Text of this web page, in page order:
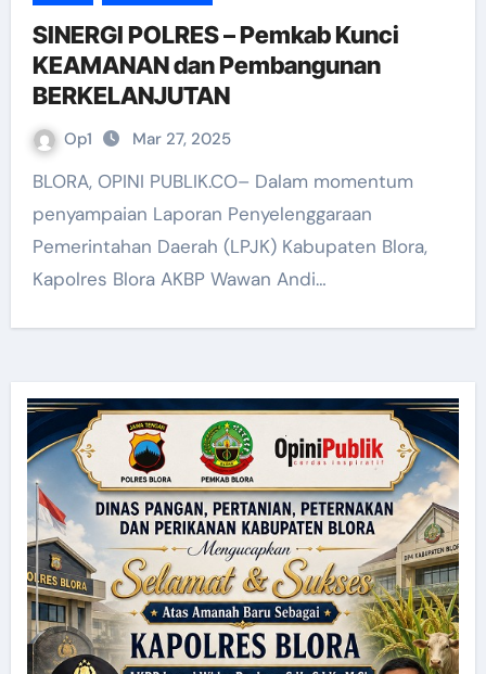
SINERGI POLRES – Pemkab Kunci
KEAMANAN dan Pembangunan
BERKELANJUTAN
Op1 Mar 27, 2025
BLORA, OPINI PUBLIK.CO– Dalam momentum
penyampaian Laporan Penyelenggaraan
Pemerintahan Daerah (LPJK) Kabupaten Blora,
Kapolres Blora AKBP Wawan Andi…